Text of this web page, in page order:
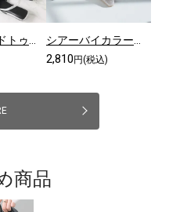
2,810 円(税込)
商品